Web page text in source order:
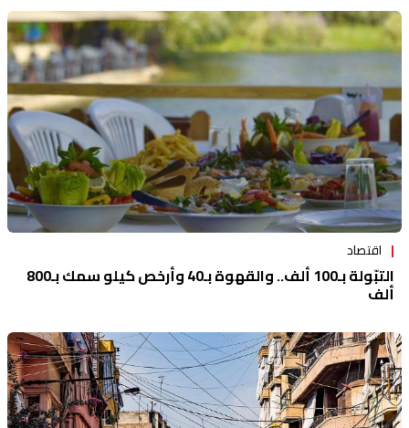
اقتصاد
التبّولة بـ100 ألف.. والقهوة بـ40 وأرخص كيلو سمك بـ800
ألف